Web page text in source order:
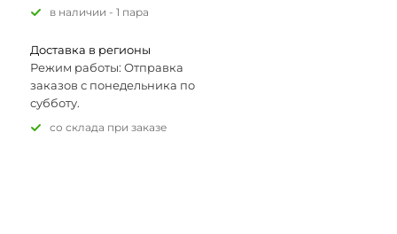
В наличии - 1 пара
Доставка в регионы
Режим работы: Отправка
заказов с понедельника по
субботу.
Со склада при заказе